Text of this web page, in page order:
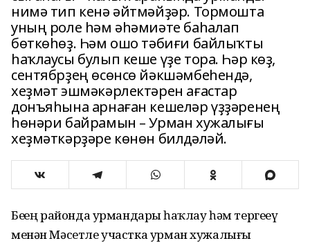
нимә тип кенә әйтмәйҙәр. Тормошта
уның роле һәм әһәмиәте баһалап
бөткөһөҙ. Һәм ошо тәбиғи байлыҡты
һаҡлаусы булып кеше үҙе тора. Һәр көҙ,
сентябрҙең өсөнсө йәкшәмбеһендә,
хеҙмәт эшмәкәрлектәрен ағастар
донъяһына арнаған кешеләр үҙҙәренең
һөнәри байрамын – Урман хужалығы
хеҙмәткәрҙәре көнөн билдәләй.
Беҙҙең районда урмандарҙы һаҡлау һәм тергеҙеү
менән Мәсетле участка урман хужалығы